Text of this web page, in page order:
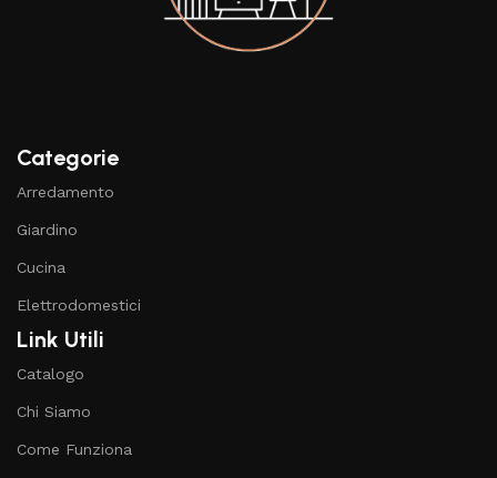
Categorie
Arredamento
Giardino
Cucina
Elettrodomestici
Link Utili
Catalogo
Chi Siamo
Come Funziona